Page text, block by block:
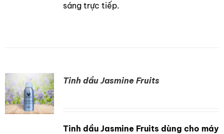
sáng trực tiếp.
Tinh dầu Jasmine Fruits
Tinh dầu Jasmine Fruits dùng cho máy